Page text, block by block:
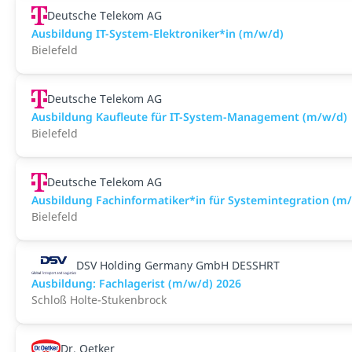
Deutsche Telekom AG
Ausbildung IT-System-Elektroniker*in (m/w/d)
Bielefeld
Deutsche Telekom AG
Ausbildung Kaufleute für IT-System-Management (m/w/d)
Bielefeld
Deutsche Telekom AG
Ausbildung Fachinformatiker*in für Systemintegration
Bielefeld
DSV Holding Germany GmbH DESSHRT
Ausbildung: Fachlagerist (m/w/d) 2026
Schloß Holte-Stukenbrock
Dr. Oetker